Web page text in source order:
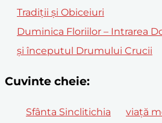
Tradiții și Obiceiuri
Duminica Floriilor – Intrarea
și începutul Drumului Crucii
Cuvinte cheie:
Sfânta Sinclitichia viață